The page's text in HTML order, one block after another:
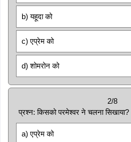
b) यहूदा को
c) एप्रेम को
d) शोमरोन को
2/8
प्रश्न: किसको परमेश्वर ने चलना सिखाया?
a) एप्रेम को